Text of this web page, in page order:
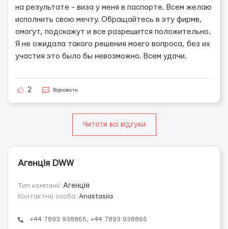
на результате - виза у меня в паспорте. Всем желаю
исполнить свою мечту. Обращайтесь в эту фирмв,
омогут, подскажут и все разрешится положительно.
Я не ожидала такого решения моего вопроса, без их
участия это было бы невозможно. Всем удачи.
2 Відповісти
Читати всі відгуки
Агенція DWW
Тип компанії: Агенція
Контактна особа: Anastasiia
+44 7893 938865, +44 7893 938865